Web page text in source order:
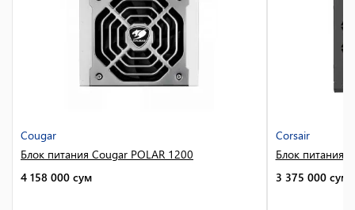
Cougar
Блок питания Cougar POLAR 1200
4 158 000 сум
Corsair
Блок питания
3 375 000 сум